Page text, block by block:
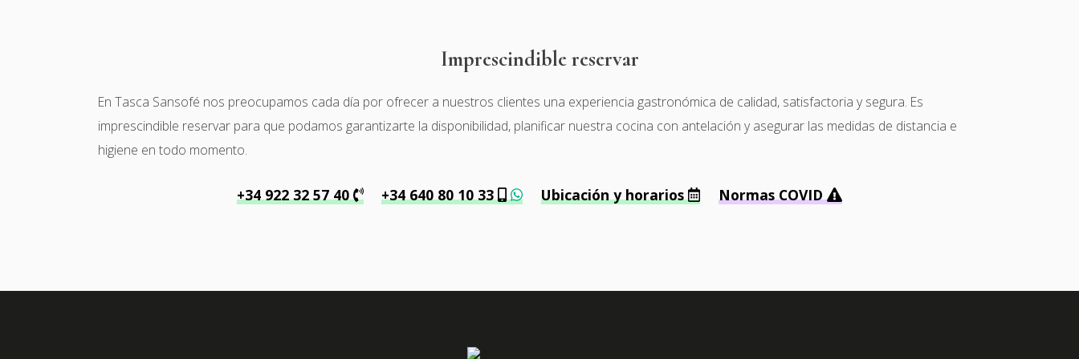
Imprescindible reservar
En Tasca Sansofé nos preocupamos cada día por ofrecer a nuestros clientes una experiencia gastronómica de calidad, satisfactoria y segura. Es
imprescindible reservar para que podamos garantizarte la disponibilidad, planificar nuestra cocina con antelación y asegurar las medidas de distancia e
higiene en todo momento.
+34 922 32 57 40 +34 640 80 10 33 Ubicación y horarios Normas COVID